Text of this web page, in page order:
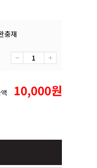
충재
10,000원